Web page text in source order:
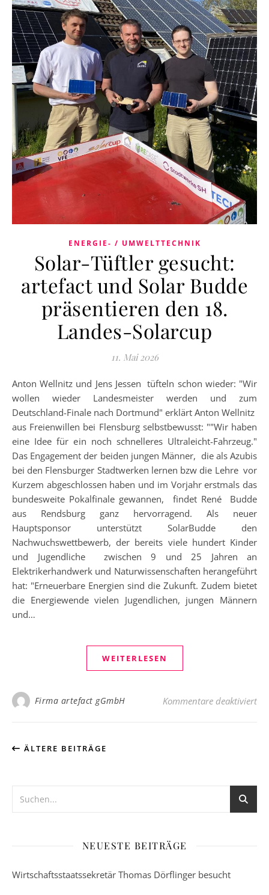
ENERGIE- / UMWELTTECHNIK
Solar-Tüftler gesucht:
artefact und Solar Budde
präsentieren den 18.
Landes-Solarcup
11. Mai 2026
Anton Wellnitz und Jens Jessen tüfteln schon wieder: "Wir
wollen wieder Landesmeister werden und zum
Deutschland-Finale nach Dortmund" erklärt Anton Wellnitz
aus Freienwillen bei Flensburg selbstbewusst: ""Wir haben
eine Idee für ein noch schnelleres Ultraleicht-Fahrzeug."
Das Engagement der beiden jungen Männer, die als Azubis
bei den Flensburger Stadtwerken lernen bzw die Lehre vor
Kurzem abgeschlossen haben und im Vorjahr erstmals das
bundesweite Pokalfinale gewannen, findet René Budde
aus Rendsburg ganz hervorragend. Als neuer
Hauptsponsor unterstützt SolarBudde den
Nachwuchswettbewerb, der bereits viele hundert Kinder
und Jugendliche zwischen 9 und 25 Jahren an
Elektrikerhandwerk und Naturwissenschaften herangeführt
hat: "Erneuerbare Energien sind die Zukunft. Zudem bietet
die Energiewende vielen Jugendlichen, jungen Männern
und…
WEITERLESEN
Firma artefact gGmbH Kommentare deaktiviertfür
ÄLTERE BEITRÄGE
NEUESTE BEITRÄGE
Wirtschaftsstaatssekretär Thomas Dörflinger besucht